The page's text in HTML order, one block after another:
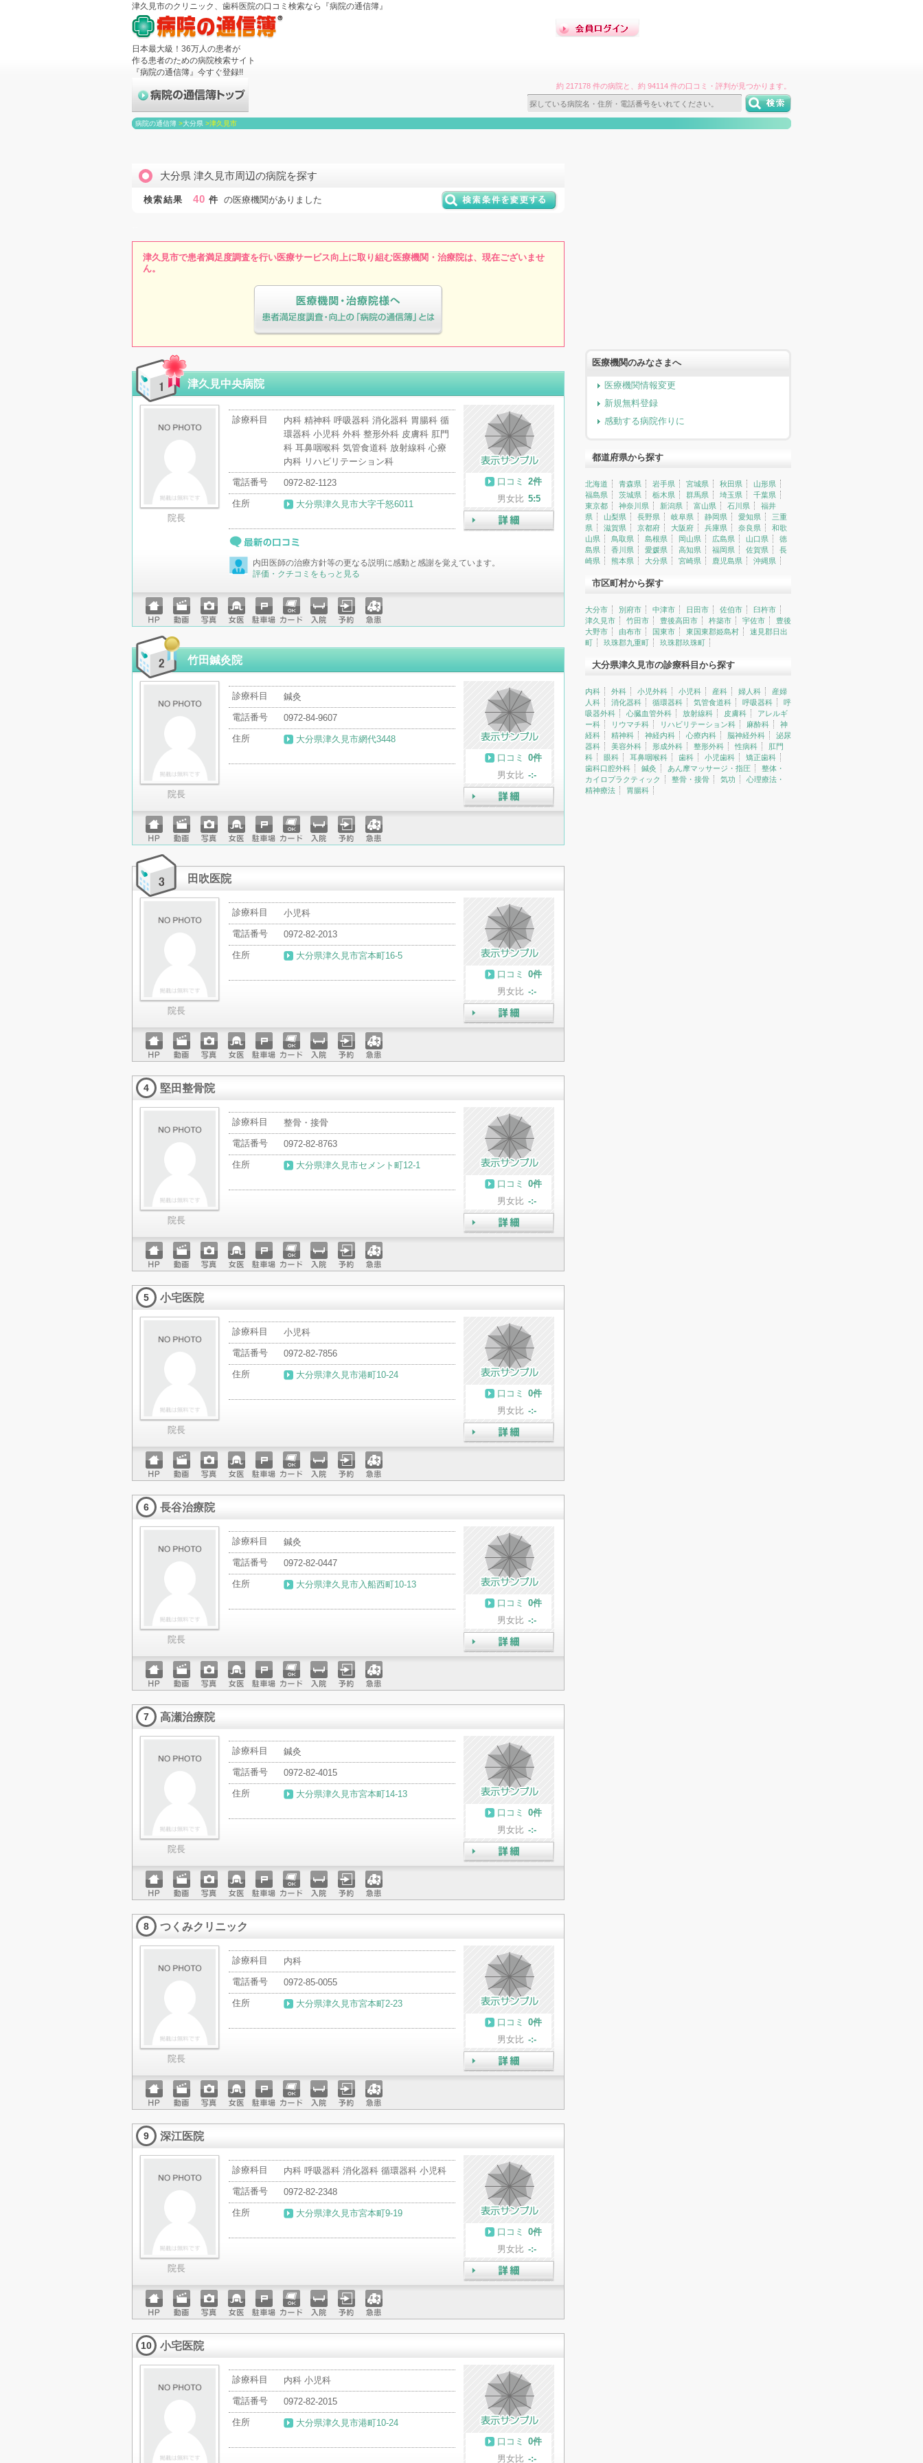
津久見市のクリニック、歯科医院の口コミ検索なら『病院の通信簿』
日本最大級！36万人の患者が
作る患者のための病院検索サイト
『病院の通信簿』今すぐ登録!!
約 217178 件の病院と、約 94114 件の口コミ・評判が見つかります。
病院の通信簿 >大分県 >津久見市
大分県 津久見市周辺の病院を探す
検索結果 40 件 の医療機関がありました
津久見市で患者満足度調査を行い医療サービス向上に取り組む医療機関・治療院は、現在ございませ
ん。
津久見中央病院
院長
診療科目
内科 精神科 呼吸器科 消化器科 胃腸科 循
環器科 小児科 外科 整形外科 皮膚科 肛門
科 耳鼻咽喉科 気管食道科 放射線科 心療
内科 リハビリテーション科
電話番号
0972-82-1123
住所
大分県津久見市大字千怒6011
口コミ
2件
男女比 5:5
最新の口コミ内田医師の治療方針等の更なる説明に感動と感謝を覚えています。
評価・クチコミをもっと見る
ホーム
ページ
動画 写真 女医 駐車場クレジ
ード
入院 予約 急患
竹田鍼灸院
院長
診療科目
鍼灸
電話番号
0972-84-9607
住所
大分県津久見市網代3448
口コミ
0件
男女比 -:-
詳細
ホーム
ページ
動画 写真 女医 駐車場クレジ入院 予約 急患
田吹医院
院長
診療科目
小児科
電話番号
0972-82-2013
住所
大分県津久見市宮本町16-5
口コミ
0件
男女比 -:-
詳細
ホーム
ページ
動画 写真 女医 駐車場クレジ
ットカ
入院 予約 急患
4 堅田整骨院
院長
診療科目
整骨・接骨
電話番号
0972-82-8763
住所
大分県津久見市セメント町12-1
口コミ
0件
男女比 -:-
詳細
ホーム
ページ
動画 写真 女医 駐車場クレジ
ットカ
入院 予約 急患
5 小宅医院
院長
診療科目
小児科
電話番号
0972-82-7856
住所
大分県津久見市港町10-24
口コミ
0件
男女比 -:-
詳細
ホーム
ページ
動画 写真 女医 駐車場クレジ
ットカ
入院 予約 急患
6 長谷治療院
院長
診療科目
鍼灸
電話番号
0972-82-0447
住所
大分県津久見市入船西町10-13
口コミ
0件
男女比 -:-
詳細
ホーム
ページ
動画 写真 女医 駐車場クレジ
ットカ
入院 予約 急患
7 高瀬治療院
院長
診療科目
鍼灸
電話番号
0972-82-4015
住所
大分県津久見市宮本町14-13
口コミ
0件
男女比 -:-
詳細
ホーム
ページ
動画 写真 女医 駐車場クレジ
ットカ
入院 予約 急患
8 つくみクリニック
院長
診療科目
内科
電話番号
0972-85-0055
住所
大分県津久見市宮本町2-23
口コミ
0件
男女比 -:-
詳細
ホーム
ページ
動画 写真 女医 駐車場クレジ
ットカ
入院 予約 急患
9 深江医院
院長
診療科目
内科 呼吸器科 消化器科 循環器科 小児科
電話番号
0972-82-2348
住所
大分県津久見市宮本町9-19
口コミ
0件
男女比 -:-
詳細
ホーム
ページ
動画 写真 女医 駐車場クレジ
ットカ
入院 予約 急患
10 小宅医院
診療科目
内科 小児科
電話番号
0972-82-2015
住所
大分県津久見市港町10-24
口コミ
0件
男女比 -:-
医療機関のみなさまへ
医療機関情報変更
新規無料登録
感動する病院作りに
都道府県から探す
北海道 青森県 岩手県 宮城県 秋田県
山形県
福島県
茨城県 栃木県 群馬県 埼玉県
千葉県
東京都
神奈川県 新潟県 富山県 石川県
福井
県
山梨県 長野県 岐阜県 静岡県 愛知県
三重
県
滋賀県 京都府 大阪府 兵庫県 奈良県
和歌
山県
鳥取県 島根県 岡山県 広島県 山口県
徳
島県
香川県 愛媛県 高知県 福岡県 佐賀県
長
崎県
熊本県 大分県 宮崎県 鹿児島県 沖縄県
市区町村から探す
大分市 別府市 中津市 日田市 佐伯市
臼杵市
津久見市
竹田市 豊後高田市 杵築市 宇佐市
豊後
大野市
由布市 国東市 東国東郡姫島村
速見郡日出
町
玖珠郡九重町 玖珠郡玖珠町
大分県津久見市の診療科目から探す
内科 外科 小児外科 小児科 産科 婦人科
産婦
人科
消化器科 循環器科 気管食道科 呼吸器科
呼
吸器外科
心臓血管外科 放射線科 皮膚科
アレルギ
ー科
リウマチ科 リハビリテーション科 麻酔科
神
経科
精神科 神経内科 心療内科 脳神経外科
泌尿
器科
美容外科 形成外科 整形外科 性病科
肛門
科
眼科 耳鼻咽喉科 歯科 小児歯科
矯正歯科
歯科口腔外科
鍼灸 あん摩マッサージ・指圧
整体・
カイロプラクティック
整骨・接骨 気功
心理療法・
精神療法
胃腸科